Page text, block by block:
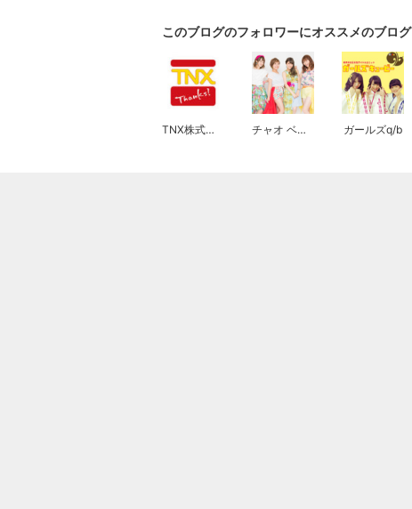
このブログのフォロワーにオススメのブログ
TNX株式会社 チャオ ベッラ チンクエッティ ガールズq/b